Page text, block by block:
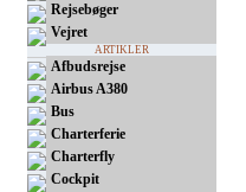
Rejsebøger
Vejret
ARTIKLER
Afbudsrejse
Airbus A380
Bus
Charterferie
Charterfly
Cockpit